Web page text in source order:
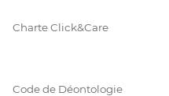
Charte Click&Care
Code de Déontologie